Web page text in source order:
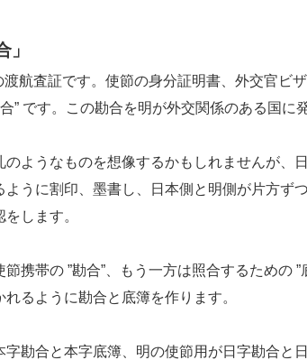
」
航査証です。使節の身分証明書、外交官ビ
” です。この勘合を明が外交関係のある国に
ようなものを想像するかもしれませんが、
うに割印、墨書し、日本側と明側が片方ず
します。
携帯の ”勘合”、もう一方は照合するための ”
れるように勘合と底簿を作ります。
勘合と本字底簿、明の使節用が日字勘合と